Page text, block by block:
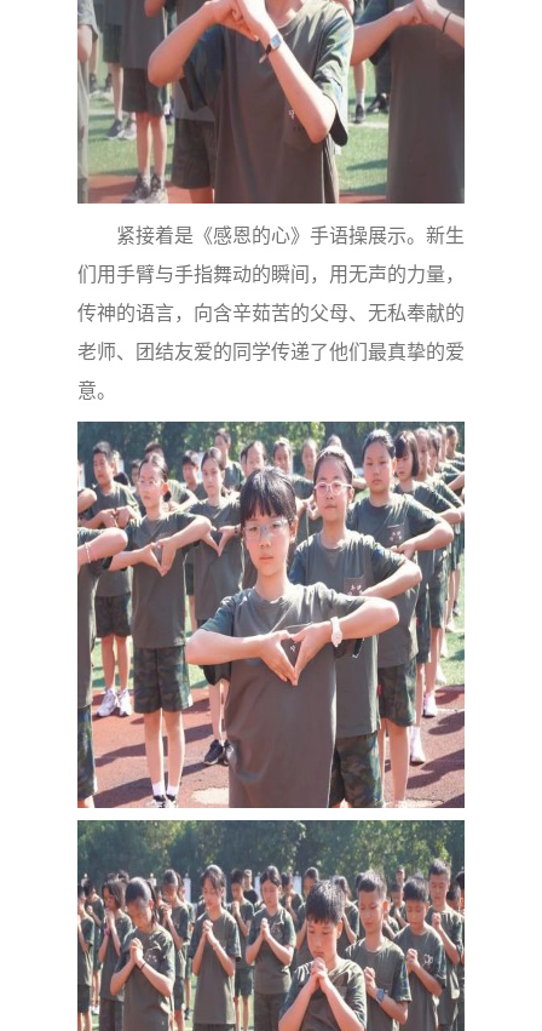
紧接着是《感恩的心》手语操展示。新生
们用手臂与手指舞动的瞬间，用无声的力量，
传神的语言，向含辛茹苦的父母、无私奉献的
老师、团结友爱的同学传递了他们最真挚的爱
意。